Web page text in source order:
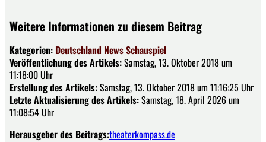
Weitere Informationen zu diesem Beitrag
Kategorien: Deutschland NewsSchauspiel
Veröffentlichung des Artikels:Samstag, 13. Oktober 2018 um
11:18:00 Uhr
Erstellung des Artikels:Samstag, 13. Oktober 2018 um 11:16:25 Uhr
Letzte Aktualisierung des Artikels:Samstag, 18. April 2026 um
11:08:54 Uhr
Herausgeber des Beitrags:theaterkompass.de